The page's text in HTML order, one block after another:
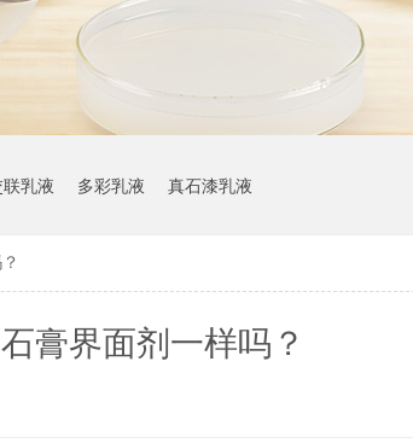
乳液 多彩乳液 真石漆乳液
膏界面剂一样吗？